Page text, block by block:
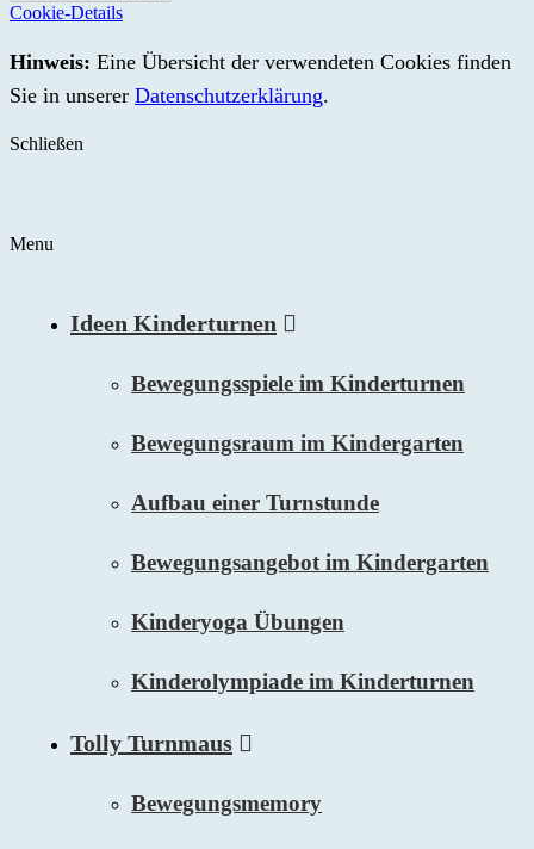
Cookie-Details
Hinweis: Eine Übersicht der verwendeten Cookies finden
Sie in unserer Datenschutzerklärung.
Schließen
Menu
Ideen Kinderturnen
Bewegungsspiele im Kinderturnen
Bewegungsraum im Kindergarten
Aufbau einer Turnstunde
Bewegungsangebot im Kindergarten
Kinderyoga Übungen
Kinderolympiade im Kinderturnen
Tolly Turnmaus
Bewegungsmemory